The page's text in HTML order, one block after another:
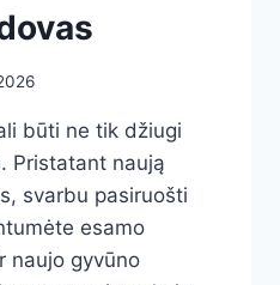
būti ne tik džiugi
Pristatant naują
svarbu pasiruošti
esamo
naujo gyvūno